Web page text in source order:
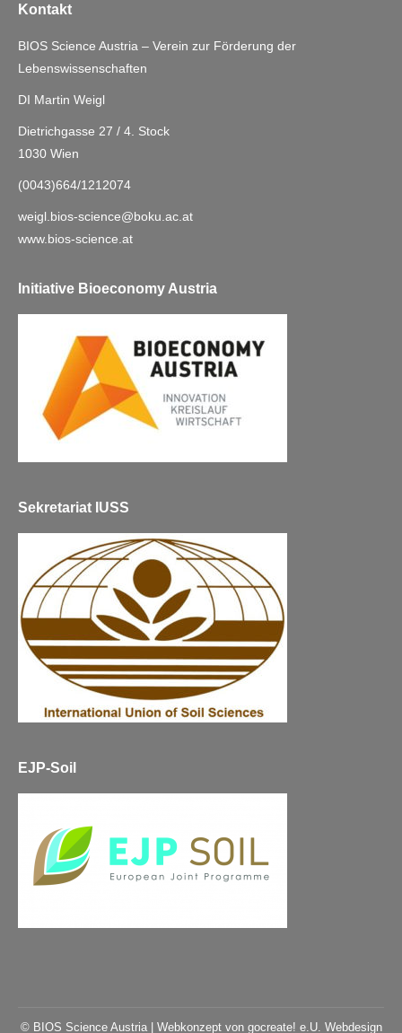
Kontakt
BIOS Science Austria – Verein zur Förderung der
Lebenswissenschaften
DI Martin Weigl
Dietrichgasse 27 / 4. Stock
1030 Wien
(0043)664/1212074
weigl.bios-science@boku.ac.at
www.bios-science.at
Initiative Bioeconomy Austria
Sekretariat IUSS
EJP-Soil
© BIOS Science Austria | Webkonzept von gocreate! e.U. Webdesign